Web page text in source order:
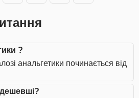
?
анальгетики починається від